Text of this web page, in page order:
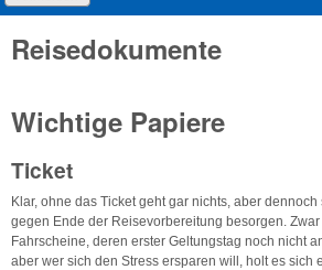
Reisedokumente
Wichtige Papiere
Ticket
Klar, ohne das Ticket geht gar nichts, aber
gegen Ende der Reisevorbereitung besorgen.
Fahrscheine, deren erster Geltungstag noch nicht
aber wer sich den Stress ersparen will, holt es sich